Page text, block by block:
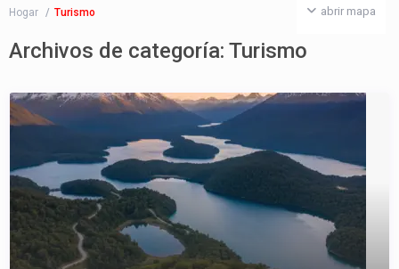
abrir mapa
Hogar Turismo
Archivos de categoría:Turismo